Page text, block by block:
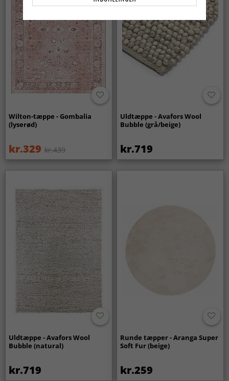
Wilton-tæppe - Gombalia
(lyserød)
kr.329 kr.439
Uldtæppe - Avafors Wool
Bubble (grå/beige)
kr.719
Uldtæppe - Avafors Wool
Bubble (natural)
kr.719
Runde tæpper - Aranga Super
Soft Fur (beige)
kr.259